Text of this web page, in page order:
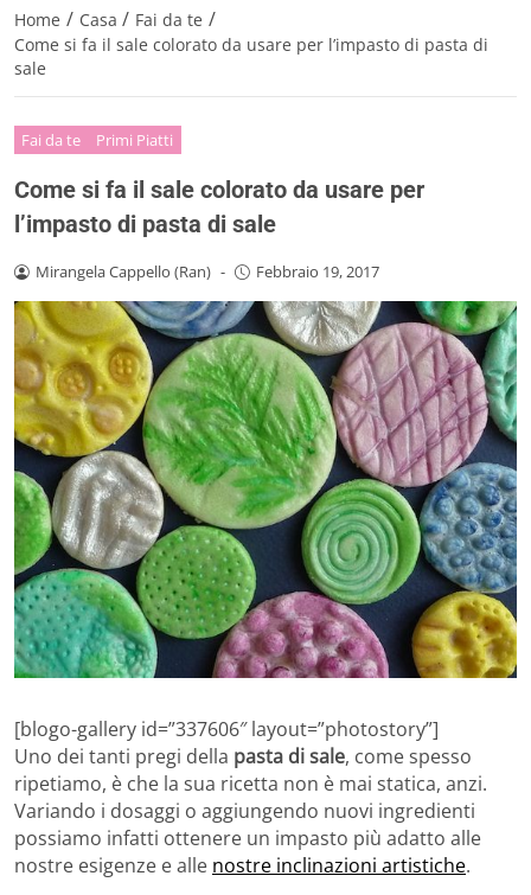
Home / Casa / Fai da te /
Come si fa il sale colorato da usare per l’impasto di pasta di
sale
Fai da te Primi Piatti
Come si fa il sale colorato da usare per
l’impasto di pasta di sale
Mirangela Cappello (Ran) - Febbraio 19, 2017
[blogo-gallery id=”337606″ layout=”photostory”]
Uno dei tanti pregi della pasta di sale, come spesso
ripetiamo, è che la sua ricetta non è mai statica, anzi.
Variando i dosaggi o aggiungendo nuovi ingredienti
possiamo infatti ottenere un impasto più adatto alle
nostre esigenze e alle nostre inclinazioni artistiche.